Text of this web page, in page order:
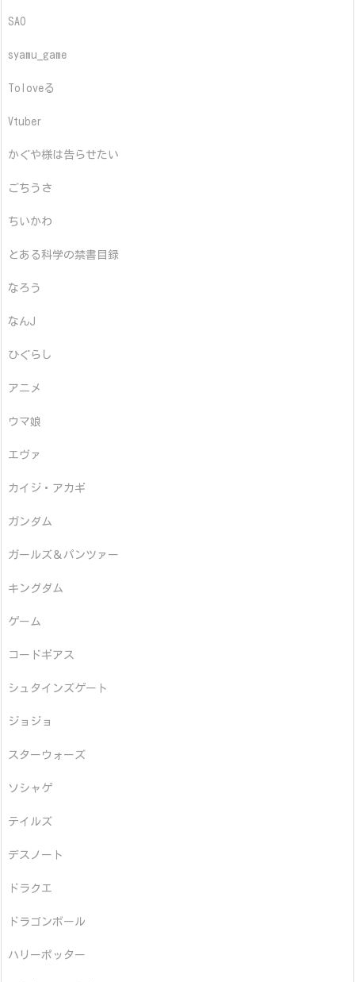
SAO
syamu_game
Toloveる
Vtuber
かぐや様は告らせたい
ごちうさ
ちいかわ
とある科学の禁書目録
なろう
なんJ
ひぐらし
アニメ
ウマ娘
エヴァ
カイジ・アカギ
ガンダム
ガールズ＆パンツァー
キングダム
ゲーム
コードギアス
シュタインズゲート
ジョジョ
スターウォーズ
ソシャゲ
テイルズ
デスノート
ドラクエ
ドラゴンボール
ハリーポッター